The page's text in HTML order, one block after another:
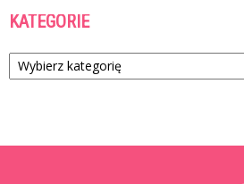
KATEGORIE
Kategorie